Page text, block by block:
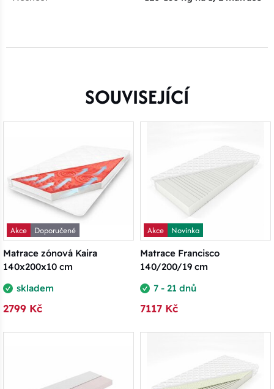
SOUVISEJÍCÍ
Akce
Doporučené
Matrace zónová Kaira
140x200x10 cm
skladem
2799 Kč
Akce
Novinka
Matrace Francisco
140/200/19 cm
7 - 21 dnů
7117 Kč